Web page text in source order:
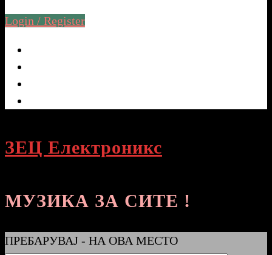
Login / Register
ЗЕЦ Електроникс
МУЗИКА ЗА СИТЕ !
ПРЕБАРУВАЈ - НА ОВА МЕСТО